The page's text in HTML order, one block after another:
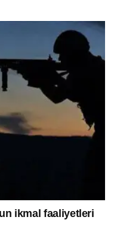
ikmal faaliyetleri